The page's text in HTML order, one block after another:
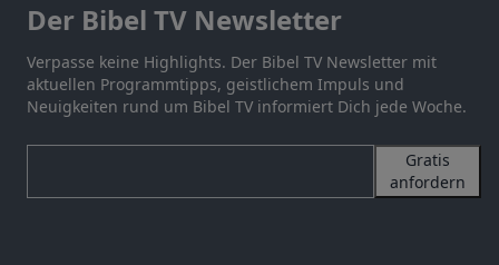
Der Bibel TV Newsletter
Verpasse keine Highlights. Der Bibel TV Newsletter mit
aktuellen Programmtipps, geistlichem Impuls und
Neuigkeiten rund um Bibel TV informiert Dich jede Woche.
Gratis
anfordern